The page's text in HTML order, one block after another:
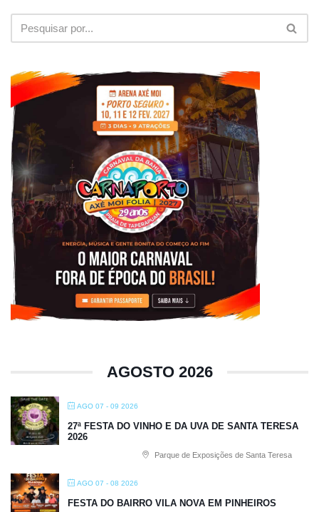
AGOSTO 2026
AGO 07 - 09 2026
27ª FESTA DO VINHO E DA UVA DE SANTA TERESA
2026
Parque de Exposições de Santa Teresa
AGO 07 - 08 2026
FESTA DO BAIRRO VILA NOVA EM PINHEIROS